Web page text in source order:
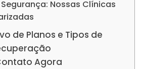
Segurança: Nossas Clínicas
de Planos e Tipos de
Agora